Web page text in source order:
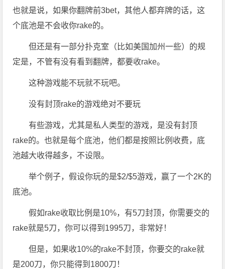
也就是说，如果你翻牌前3bet，其他人都弃牌的话，这
个底池是不会收你rake的。
但还是有一部分扑克室（比如美国加州一些）的规
定是，不管有没有看到翻牌，都要收rake。
这种游戏能不玩就不玩吧。
没有封顶rake的游戏绝对不要玩
有些游戏，尤其是私人类型的游戏，是没有封顶
rake的。也就是每个底池，他们都是按照比例收费，底
池越大收得越多，不设限。
举个例子，假设你玩的是$2/$5游戏，赢了一个2K的
底池。
假如rake收取比例是10%，有5刀封顶，你需要交的
rake就是5刀，你可以得到1995刀，非常好！
但是，如果收10%的rake不封顶，你要交的rake就
是200刀，你只能得到1800刀！